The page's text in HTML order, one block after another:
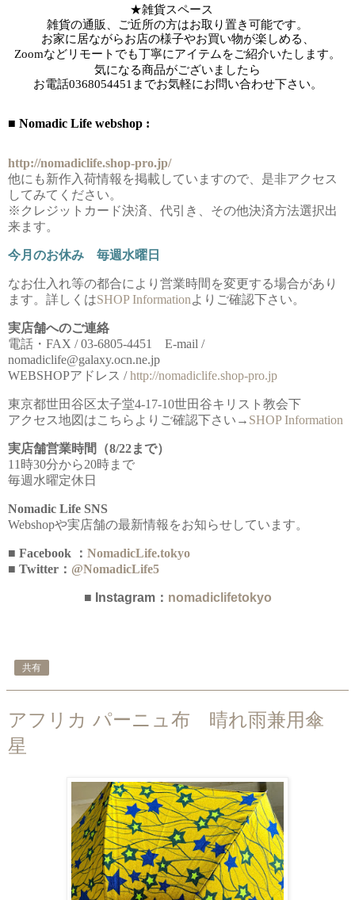
★雑貨スペース
雑貨の通販、ご近所の方はお取り置き可能です。
お家に居ながらお店の様子やお買い物が楽しめる、
Zoomなどリモートでも丁寧にアイテムをご紹介いたします。
気になる商品がございましたら
お電話0368054451までお気軽にお問い合わせ下さい。
■ Nomadic Life webshop :
http://nomadiclife.shop-pro.jp/
他にも新作入荷情報を掲載していますので、是非アクセス
してみてください。
※クレジットカード決済、代引き、その他決済方法選択出
来ます。
今月のお休み 毎週水曜日
なお仕入れ等の都合により営業時間を変更する場合があり
ます。詳しくはSHOP Informationよりご確認下さい。
実店舗へのご連絡
電話・FAX / 03-6805-4451 E-mail /
nomadiclife@galaxy.ocn.ne.jp
WEBSHOPアドレス /http://nomadiclife.shop-pro.jp
東京都世田谷区太子堂4-17-10世田谷キリスト教会下
アクセス地図はこちらよりご確認下さい→ SHOP Information
実店舗営業時間（8/22まで）
11時30分から20時まで
毎週水曜定休日
Nomadic Life SNS
Webshopや実店舗の最新情報をお知らせしています。
■ Facebook ： NomadicLife.tokyo
■ Twitter： @NomadicLife5
■ Instagram： nomadiclifetokyo
共有
アフリカ パーニュ布 晴れ雨兼用傘
星